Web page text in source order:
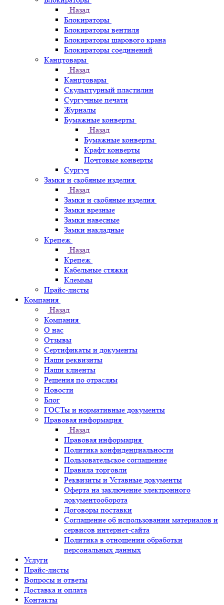
Назад
Блокираторы
Блокираторы вентиля
Блокираторы шарового крана
Блокираторы соединений
Канцтовары
Назад
Канцтовары
Скульптурный пластилин
Сургучные печати
Журналы
Бумажные конверты
Назад
Бумажные конверты
Крафт конверты
Почтовые конверты
Сургуч
Замки и скобяные изделия
Назад
Замки и скобяные изделия
Замки врезные
Замки навесные
Замки накладные
Крепеж
Назад
Крепеж
Кабельные стяжки
Клеммы
Прайс-листы
Компания
Назад
Компания
О нас
Отзывы
Сертификаты и документы
Наши реквизиты
Наши клиенты
Решения по отраслям
Новости
Блог
ГОСТы и нормативные документы
Правовая информация
Назад
Правовая информация
Политика конфиденциальности
Пользовательское соглашение
Правила торговли
Реквизиты и Уставные документы
Оферта на заключение электронного
документооборота
Договоры поставки
Соглашение об использовании материалов и
сервисов интернет-сайта
Политика в отношении обработки
персональных данных
Услуги
Прайс-листы
Вопросы и ответы
Доставка и оплата
Контакты